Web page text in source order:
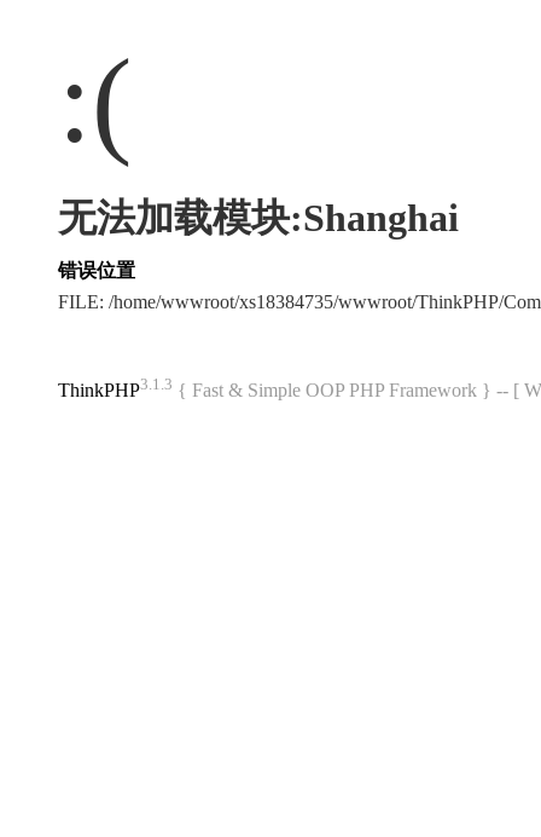
:(
无法加载模块:Shanghai
错误位置
FILE: /home/wwwroot/xs18384735/wwwroot/ThinkPHP/
ThinkPHP3.1.3 { Fast & Simple OOP PHP Framework } -- [